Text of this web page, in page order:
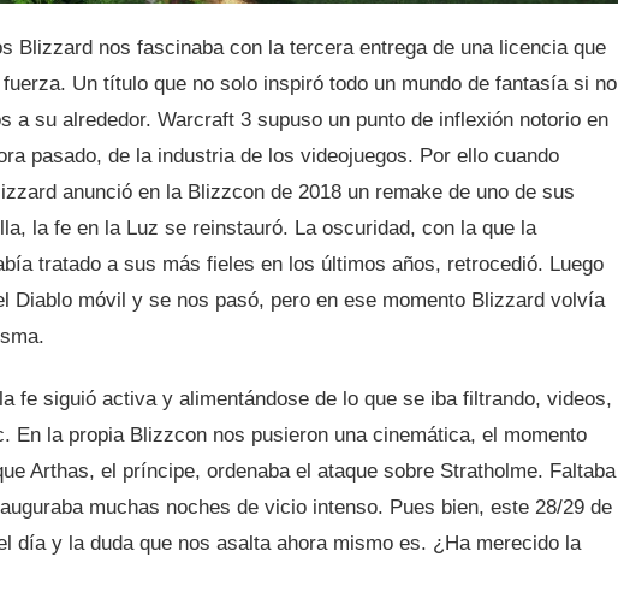
Blizzard nos fascinaba con la tercera entrega de una licencia que
fuerza. Un título que no solo inspiró todo un mundo de fantasía si no
a su alrededor. Warcraft 3 supuso un punto de inflexión notorio en
pasado, de la industria de los videojuegos. Por ello cuando
anunció en la Blizzcon de 2018 un remake de uno de sus
la fe en la Luz se reinstauró. La oscuridad, con la que la
tratado a sus más fieles en los últimos años, retrocedió. Luego
Diablo móvil y se nos pasó, pero en ese momento Blizzard volvía
fe siguió activa y alimentándose de lo que se iba filtrando, videos,
En la propia Blizzcon nos pusieron una cinemática, el momento
Arthas, el príncipe, ordenaba el ataque sobre Stratholme. Faltaba
muchas noches de vicio intenso. Pues bien, este 28/29 de
día y la duda que nos asalta ahora mismo es. ¿Ha merecido la